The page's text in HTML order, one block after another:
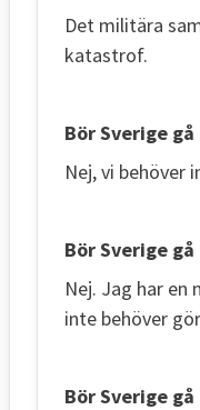
Det militära
katastrof.
Bör Sverige gå
Nej, vi behöver
Bör Sverige
Nej. Jag har en
inte behöver
Bör Sverige gå